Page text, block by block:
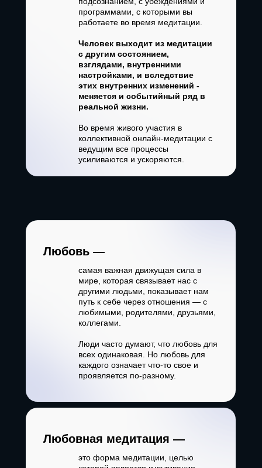
программами, с которыми вы
работаете во время медитации.
Человек выходит из медитации
с другим состоянием,
взглядами, внутренними
настройками, и вследствие
этих внутренних изменений -
меняется и событийный ряд в
реальной жизни.
Во время живого участия в
коллективной онлайн-медитации с
ведущим все процессы
усиливаются и ускоряются.
самая важная движущая сила в
мире, которая связывает нас с
другими людьми, показывает нам
путь к себе через отношения — с
любимыми, родителями, друзьями,
коллегами.
Люди часто думают, что любовь для
всех одинаковая. Но любовь для
каждого означает что-то свое и
проявляется по-разному.
Любовь —
это форма медитации, целью
Любовная медитация —